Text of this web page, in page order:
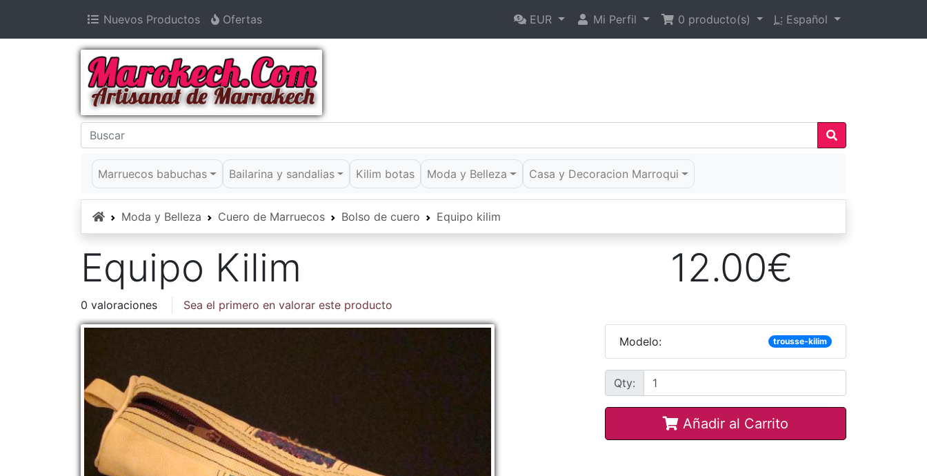
Nuevos Productos Ofertas EUR Mi Perfil 0 producto(s) L: Español
Marruecos babuchas Bailarina y sandalias Kilim botas Moda y Belleza Casa y Decoracion Marroqui
InicioModa y Belleza Cuero de Marruecos Bolso de cuero Equipo kilim
Equipo Kilim 12.00€
0 valoraciones Sea el primero en valorar este producto
Modelo: trousse-kilim
Qty:
Añadir al Carrito